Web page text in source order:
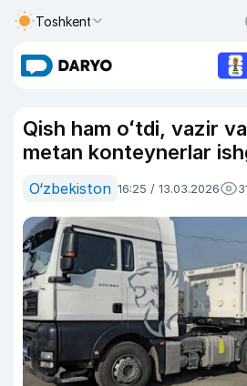
Toshkent
Qish ham oʻtdi, vazir
metan konteynerlar
O‘zbekiston 16:25 / 13.03.2026